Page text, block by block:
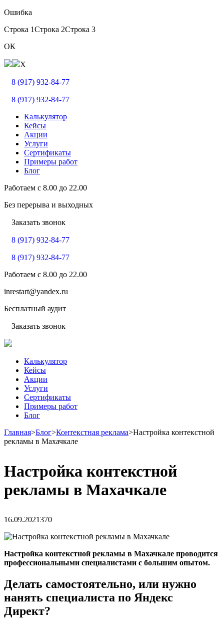
Ошибка
Строка 1Строка 2Строка 3
ОК
X
8 (917) 932-84-77
8 (917) 932-84-77
Калькулятор
Кейсы
Акции
Услуги
Сертификаты
Примеры работ
Блог
Работаем с 8.00 до 22.00
Без перерыва и выходных
Заказать звонок
8 (917) 932-84-77
8 (917) 932-84-77
Работаем с 8.00 до 22.00
inrestart@yandex.ru
Бесплатный аудит
Заказать звонок
Калькулятор
Кейсы
Акции
Услуги
Сертификаты
Примеры работ
Блог
Главная>Блог>Контекстная реклама>Настройка контекстной
рекламы в Махачкале
Настройка контекстной
рекламы в Махачкале
16.09.2021370
Настройка контекстной рекламы в Махачкале проводится
профессиональными специалистами с большим опытом.
Делать самостоятельно, или нужно
нанять специалиста по Яндекс
Директ?